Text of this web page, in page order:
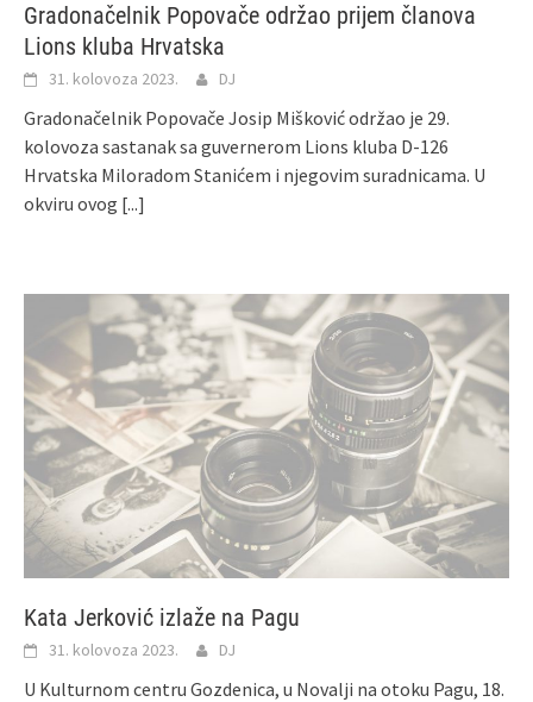
Gradonačelnik Popovače održao prijem članova
Lions kluba Hrvatska
31. kolovoza 2023. DJ
Gradonačelnik Popovače Josip Mišković održao je 29.
kolovoza sastanak sa guvernerom Lions kluba D-126
Hrvatska Miloradom Stanićem i njegovim suradnicama. U
okviru ovog [...]
Kata Jerković izlaže na Pagu
31. kolovoza 2023. DJ
U Kulturnom centru Gozdenica, u Novalji na otoku Pagu, 18.